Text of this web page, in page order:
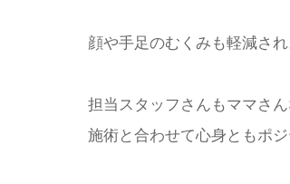
顔や手足のむくみも軽減され
担当スタッフさんもママさ
施術と合わせて心身ともポ